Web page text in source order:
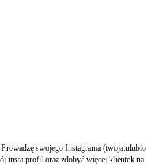
swojego Instagrama
insta profil oraz zdobyć więcej klientek na